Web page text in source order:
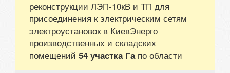
реконструкции ЛЭП-10кВ и ТП для
присоединения к электрическим сетям
электроустановок в КиевЭнерго
производственных и складских
помещений 54 участка Гапо области